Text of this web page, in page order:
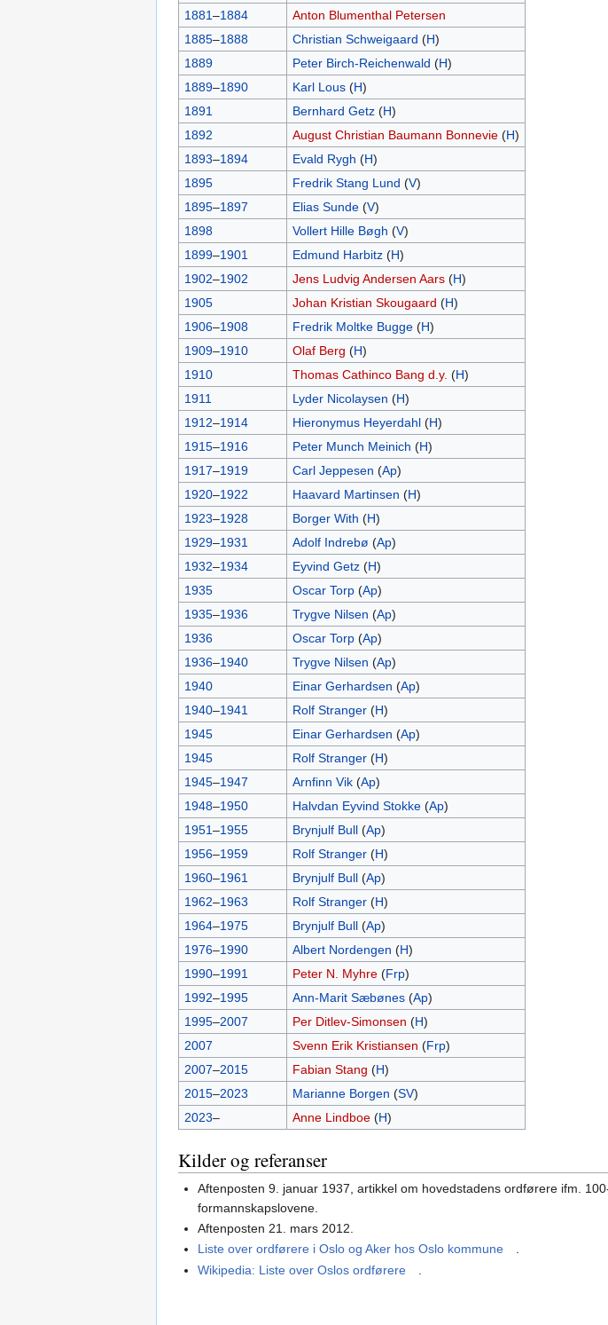
1881–1884
Anton Blumenthal Petersen
1885–1888 Christian Schweigaard (H)
1889
Peter Birch-Reichenwald (H)
1889–1890 Karl Lous(H)
1891
Bernhard Getz(H)
1892
August Christian Baumann Bonnevie(H)
1893–1894 Evald Rygh (H)
1895
Fredrik Stang Lund (V)
1895–1897 Elias Sunde(V)
1898
Vollert Hille Bøgh (V)
1899–1901 Edmund Harbitz(H)
1902–1902 Jens Ludvig Andersen Aars(H)
1905
Johan Kristian Skougaard (H)
1906–1908 Fredrik Moltke Bugge(H)
1909–1910 Olaf Berg (H)
1910
Thomas Cathinco Bang d.y. (H)
1911
Lyder Nicolaysen (H)
1912–1914 Hieronymus Heyerdahl(H)
1915–1916 Peter Munch Meinich (H)
1917–1919 Carl Jeppesen (Ap)
1920–1922 Haavard Martinsen (H)
1923–1928 Borger With (H)
1929–1931 Adolf Indrebø (Ap)
1932–1934 Eyvind Getz(H)
1935
Oscar Torp(Ap)
1935–1936 Trygve Nilsen (Ap)
1936
Oscar Torp(Ap)
1936–1940 Trygve Nilsen (Ap)
1940
Einar Gerhardsen (Ap)
1940–1941 Rolf Stranger(H)
1945
Einar Gerhardsen (Ap)
1945
Rolf Stranger(H)
1945–1947 Arnfinn Vik(Ap)
1948–1950 Halvdan Eyvind Stokke(Ap)
1951–1955 Brynjulf Bull(Ap)
1956–1959 Rolf Stranger(H)
1960–1961 Brynjulf Bull(Ap)
1962–1963 Rolf Stranger(H)
1964–1975 Brynjulf Bull(Ap)
1976–1990 Albert Nordengen (H)
1990–1991 Peter N. Myhre(Frp)
1992–1995 Ann-Marit Sæbønes(Ap)
1995–2007 Per Ditlev-Simonsen (H)
2007
Svenn Erik Kristiansen (Frp)
2007–2015 Fabian Stang (H)
2015–2023 Marianne Borgen (SV)
2023– Anne Lindboe(H)
Kilder og referanser
Aftenposten 9. januar 1937, artikkel om hovedstadens ordførere ifm.
formannskapslovene.
Aftenposten 21. mars 2012.
Liste over ordførere i Oslo og Aker hos Oslo kommune
.
Wikipedia: Liste over Oslos ordførere